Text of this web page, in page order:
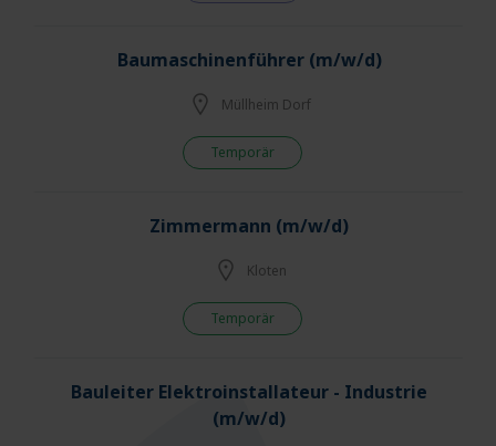
Baumaschinenführer (m/w/d)
Müllheim Dorf
Temporär
Zimmermann (m/w/d)
Kloten
Temporär
Bauleiter Elektroinstallateur - Industrie
(m/w/d)